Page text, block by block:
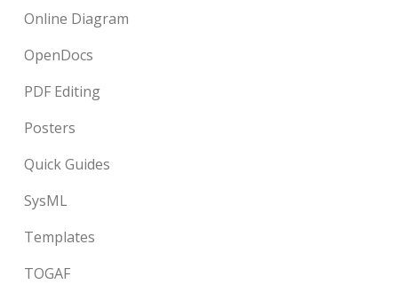
Online Diagram
OpenDocs
PDF Editing
Posters
Quick Guides
SysML
Templates
TOGAF